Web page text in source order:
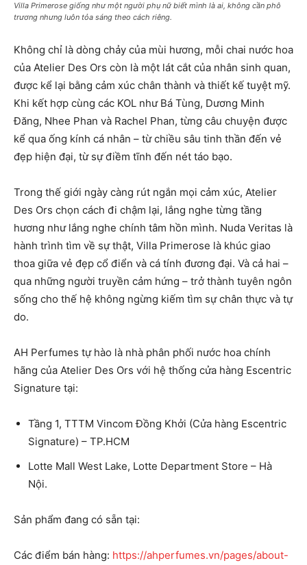
Villa Primerose giống như một người phụ nữ biết mình là ai, không cần phô
trương nhưng luôn tỏa sáng theo cách riêng.
Không chỉ là dòng chảy của mùi hương, mỗi chai nước hoa
của Atelier Des Ors còn là một lát cắt của nhân sinh quan,
được kể lại bằng cảm xúc chân thành và thiết kế tuyệt mỹ.
Khi kết hợp cùng các KOL như Bá Tùng, Dương Minh
Đăng, Nhee Phan và Rachel Phan, từng câu chuyện được
kể qua ống kính cá nhân – từ chiều sâu tinh thần đến vẻ
đẹp hiện đại, từ sự điềm tĩnh đến nét táo bạo.
Trong thế giới ngày càng rút ngắn mọi cảm xúc, Atelier
Des Ors chọn cách đi chậm lại, lắng nghe từng tầng
hương như lắng nghe chính tâm hồn mình. Nuda Veritas là
hành trình tìm về sự thật, Villa Primerose là khúc giao
thoa giữa vẻ đẹp cổ điển và cá tính đương đại. Và cả hai –
qua những người truyền cảm hứng – trở thành tuyên ngôn
sống cho thế hệ không ngừng kiếm tìm sự chân thực và tự
do.
AH Perfumes tự hào là nhà phân phối nước hoa chính
hãng của Atelier Des Ors với hệ thống cửa hàng Escentric
Signature tại:
Tầng 1, TTTM Vincom Đồng Khởi (Cửa hàng Escentric
Signature) – TP.HCM
Lotte Mall West Lake, Lotte Department Store – Hà
Nội.
Sản phẩm đang có sẵn tại:
Các điểm bán hàng: https://ahperfumes.vn/pages/about-